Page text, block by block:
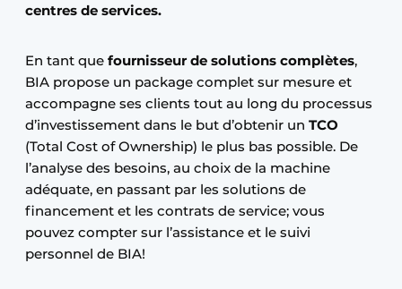
centres de services.
En tant que fournisseur de solutions complètes,
BIA propose un package complet sur mesure et
accompagne ses clients tout au long du processus
d’investissement dans le but d’obtenir un TCO
(Total Cost of Ownership) le plus bas possible. De
l’analyse des besoins, au choix de la machine
adéquate, en passant par les solutions de
financement et les contrats de service; vous
pouvez compter sur l’assistance et le suivi
personnel de BIA!